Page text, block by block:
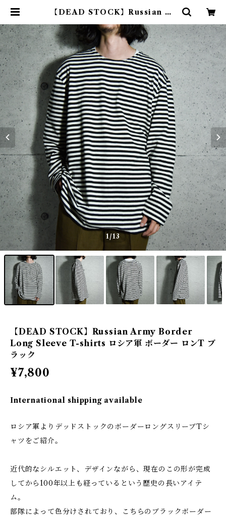
【DEAD STOCK】Russian Ar
irts ロシア軍 ボーダー ロンT ブラ
ック | mark & collars (マークア
ンドカラーズ)
1/13
【DEAD STOCK】Russian Army Border
Long Sleeve T-shirts ロシア軍 ボーダー ロンT ブ
ラック
¥7,800
International shipping available
ロシア軍よりデッドストックのボーダーロングスリーブTシ
ャツをご紹介。
近代的なシルエット、デザインながら、現在のこの形が完成
してから100年以上も経っているという歴史の長いアイテ
ム。
部隊によって色分けされており、こちらのブラックボーダー